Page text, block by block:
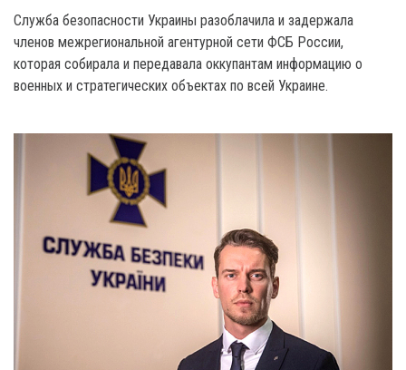
Служба безопасности Украины разоблачила и задержала
членов межрегиональной агентурной сети ФСБ России,
которая собирала и передавала оккупантам информацию о
военных и стратегических объектах по всей Украине.